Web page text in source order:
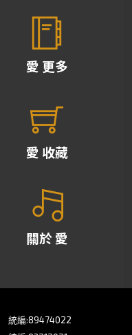
愛 更多
愛 收藏
關於 愛
統編:89474022